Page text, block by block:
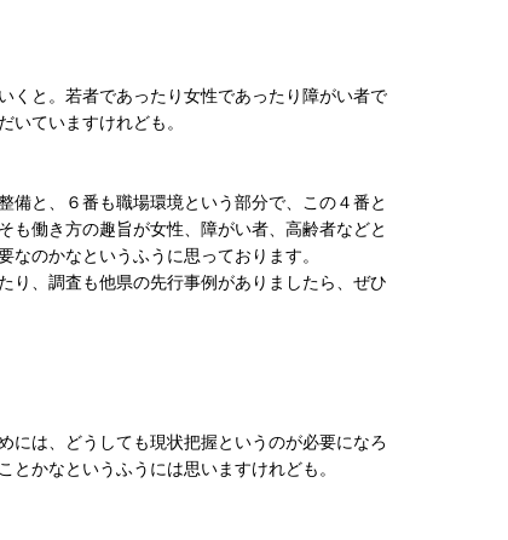
と。若者であったり女性であったり障がい者で
いていますけれども。
と、６番も職場環境という部分で、この４番と
も働き方の趣旨が女性、障がい者、高齢者などと
のかなというふうに思っております。
、調査も他県の先行事例がありましたら、ぜひ
は、どうしても現状把握というのが必要になろ
かなというふうには思いますけれども。